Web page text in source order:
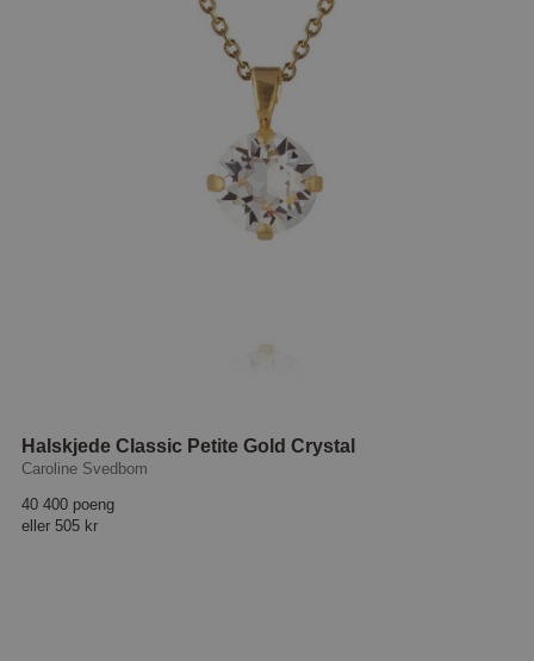
Halskjede Classic Petite Gold Crystal
Caroline Svedbom
40 400 poeng
eller 505 kr